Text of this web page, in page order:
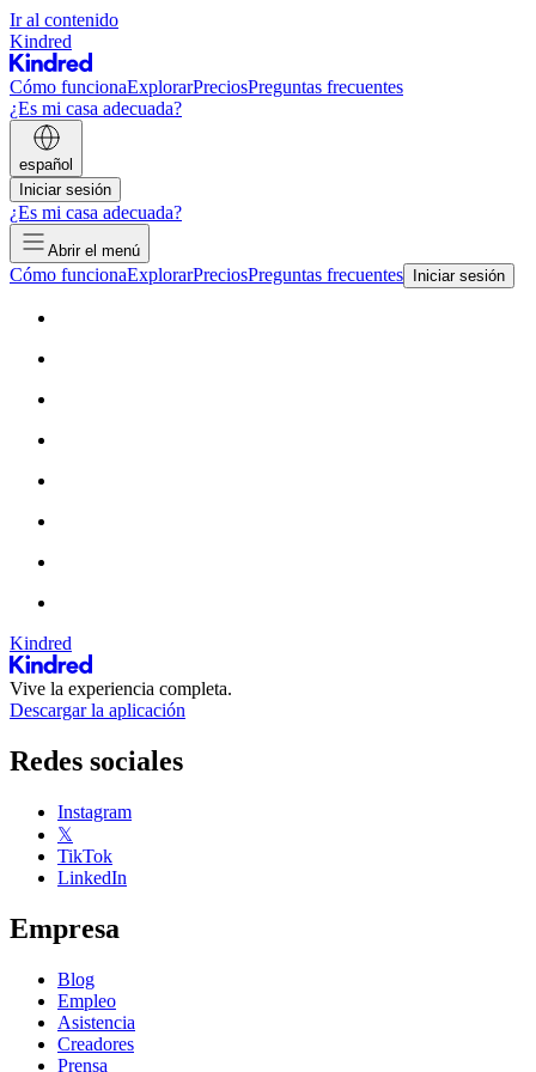
Ir al contenido
Kindred
Cómo funcionaExplorarPreciosPreguntas frecuentes
¿Es mi casa adecuada?
español
Iniciar sesión
¿Es mi casa adecuada?
Abrir el menú
Cómo funcionaExplorarPreciosPreguntas frecuentes Iniciar sesión
Kindred
Vive la experiencia completa.
Descargar la aplicación
Redes sociales
Instagram
𝕏
TikTok
LinkedIn
Empresa
Blog
Empleo
Asistencia
Creadores
Prensa